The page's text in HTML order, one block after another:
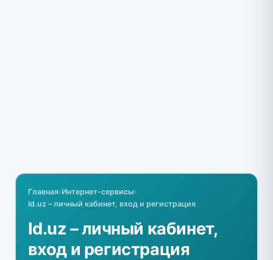
Главная›Интернет-сервисы›
Id.uz – личный кабинет, вход и регистрация
Id.uz – личный кабинет,
вход и регистрация